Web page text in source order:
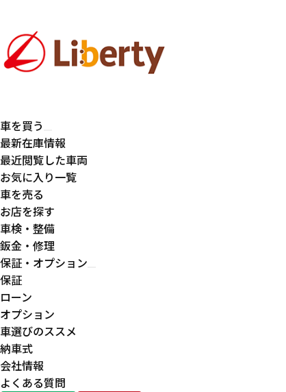
車を買う
最新在庫情報
最近閲覧した車両
お気に入り一覧
車を売る
お店を探す
車検・整備
鈑金・修理
保証・オプション
保証
ローン
オプション
車選びのススメ
納車式
会社情報
よくある質問